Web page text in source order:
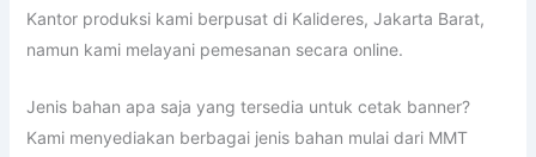
Kantor produksi kami berpusat di Kalideres, Jakarta Barat,
namun kami melayani pemesanan secara online.
Jenis bahan apa saja yang tersedia untuk cetak banner?
Kami menyediakan berbagai jenis bahan mulai dari MMT